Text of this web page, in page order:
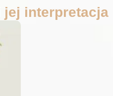
jej interpretacja